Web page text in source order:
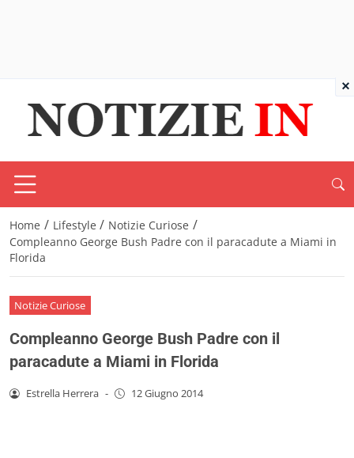
Home / Lifestyle / Notizie Curiose /
Compleanno George Bush Padre con il paracadute a Miami in
Florida
Notizie Curiose
Compleanno George Bush Padre con il
paracadute a Miami in Florida
Estrella Herrera - 12 Giugno 2014
×